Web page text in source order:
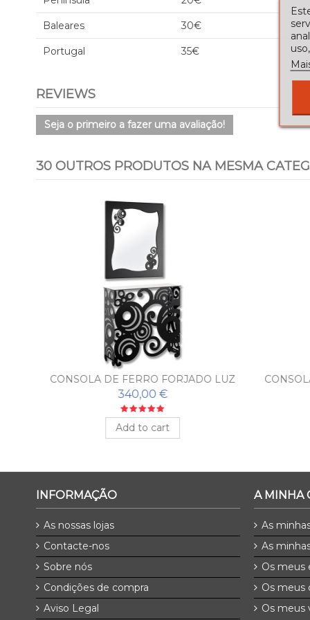
Baleares 30€
Portugal 35€
REVIEWS
Seja o primeiro a fazer uma avaliação!
30 OUTROS PRODUTOS NA MESMA
CONSOLA DE FERRO FORJADO LUZ
COM ESPELHO
340,00 €
Add to cart
INFORMAÇÃO
As nossas lojas
Contacte-nos
Sobre nós
Condições de compra
Aviso Legal
A MINHA
As
As
Os meus
Os meus
Os meus